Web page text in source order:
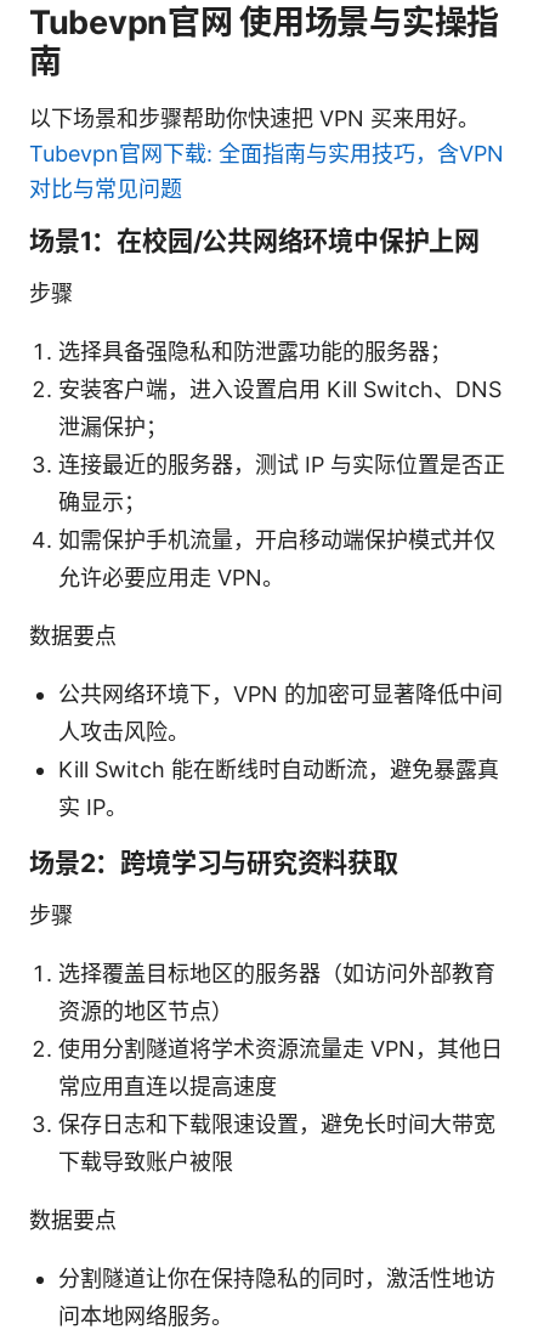
Tubevpn官网 使用场景与实操指
南
以下场景和步骤帮助你快速把 VPN 买来用好。
Tubevpn官网下载: 全面指南与实用技巧，含VPN
对比与常见问题
场景1：在校园/公共网络环境中保护上网
步骤
选择具备强隐私和防泄露功能的服务器；
安装客户端，进入设置启用 Kill Switch、DNS
泄漏保护；
连接最近的服务器，测试 IP 与实际位置是否正
确显示；
如需保护手机流量，开启移动端保护模式并仅
允许必要应用走 VPN。
数据要点
公共网络环境下，VPN 的加密可显著降低中间
人攻击风险。
Kill Switch 能在断线时自动断流，避免暴露真
实 IP。
场景2：跨境学习与研究资料获取
步骤
选择覆盖目标地区的服务器（如访问外部教育
资源的地区节点）
使用分割隧道将学术资源流量走 VPN，其他日
常应用直连以提高速度
保存日志和下载限速设置，避免长时间大带宽
下载导致账户被限
数据要点
分割隧道让你在保持隐私的同时，激活性地访
问本地网络服务。